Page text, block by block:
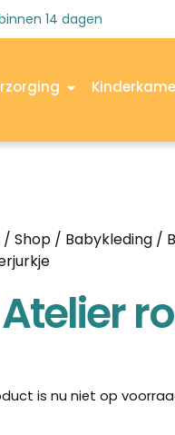
14 dagen
/ Shop / Babykleding /
Atelier
is nu niet op